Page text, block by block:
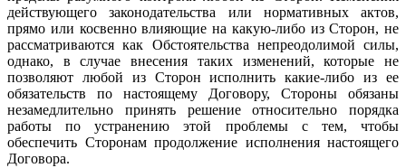
действующего законодательства или нормативных актов,
прямо или косвенно влияющие на какую-либо из Сторон, не
рассматриваются как Обстоятельства непреодолимой силы,
однако, в случае внесения таких изменений, которые не
позволяют любой из Сторон исполнить какие-либо из ее
обязательств по настоящему Договору, Стороны обязаны
незамедлительно принять решение относительно порядка
работы по устранению этой проблемы с тем, чтобы
обеспечить Сторонам продолжение исполнения настоящего
Договора.